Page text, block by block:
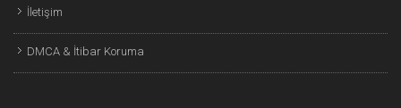
İletişim
DMCA & İtibar Koruma